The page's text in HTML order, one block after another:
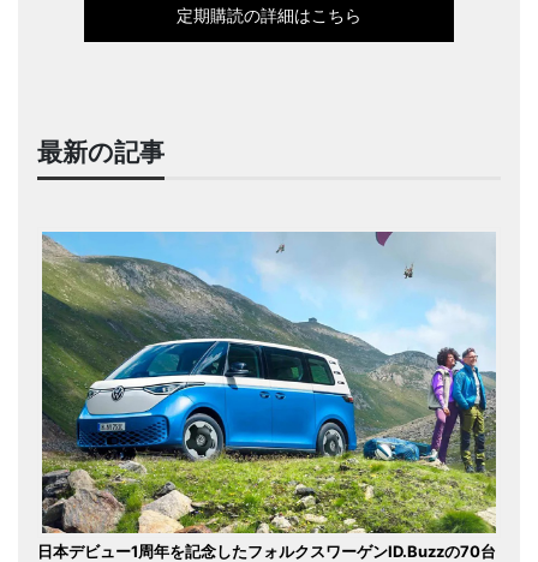
定期購読の詳細はこちら
最新の記事
日本デビュー1周年を記念したフォルクスワーゲンID.Buzzの70台